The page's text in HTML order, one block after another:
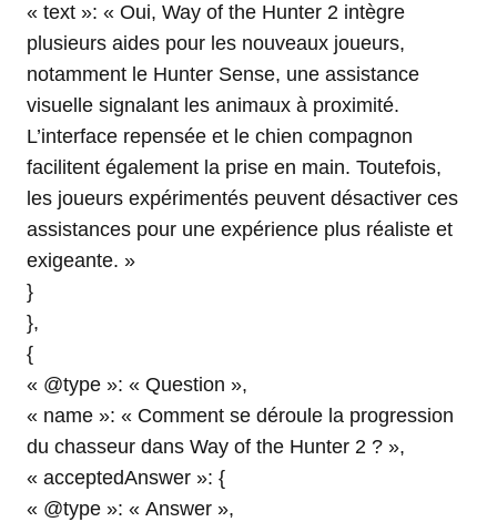
« text »: « Oui, Way of the Hunter 2 intègre
plusieurs aides pour les nouveaux joueurs,
notamment le Hunter Sense, une assistance
visuelle signalant les animaux à proximité.
L’interface repensée et le chien compagnon
facilitent également la prise en main. Toutefois,
les joueurs expérimentés peuvent désactiver ces
assistances pour une expérience plus réaliste et
exigeante. »
}
},
{
« @type »: « Question »,
« name »: « Comment se déroule la progression
du chasseur dans Way of the Hunter 2 ? »,
« acceptedAnswer »: {
« @type »: « Answer »,